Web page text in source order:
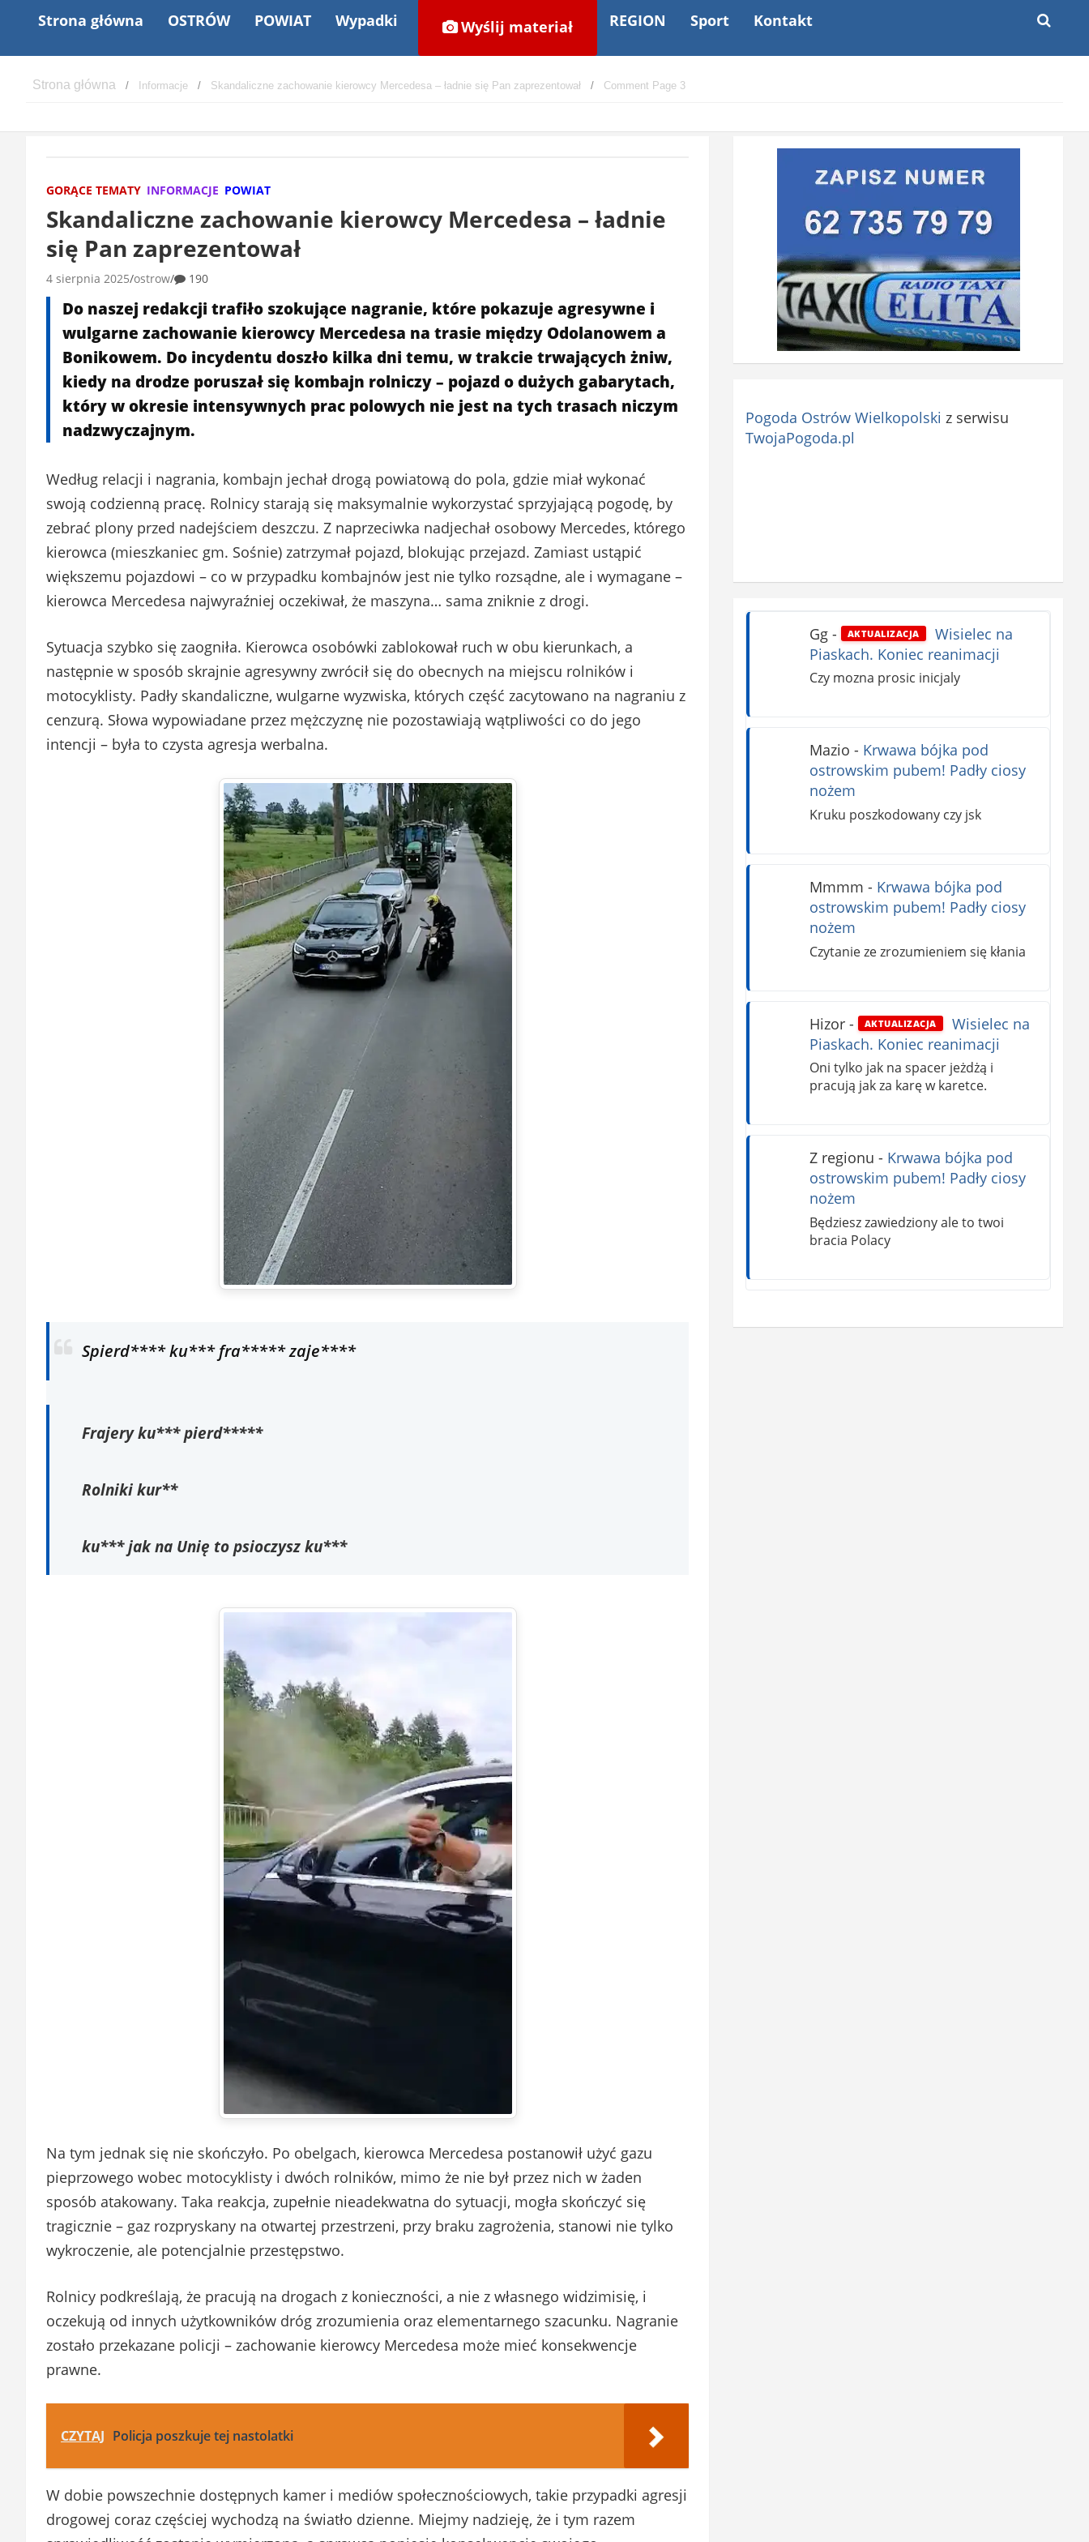
Strona główna OSTRÓW POWIAT Wypadki Wyślij materiał REGION Sport Kontakt
Informacje Skandaliczne zachowanie kierowcy Mercedesa – ładnie się Pan zaprezentował Comment Page 3
GORĄCE TEMATY INFORMACJE POWIAT
Skandaliczne zachowanie kierowcy Mercedesa – ładnie
się Pan zaprezentował
4 sierpnia 2025 ostrow 190
Do naszej redakcji trafiło szokujące nagranie, które pokazuje agresywne i
wulgarne zachowanie kierowcy Mercedesa na trasie między Odolanowem a
Bonikowem. Do incydentu doszło kilka dni temu, w trakcie trwających żniw,
kiedy na drodze poruszał się kombajn rolniczy – pojazd o dużych gabarytach,
który w okresie intensywnych prac polowych nie jest na tych trasach niczym
nadzwyczajnym.
Według relacji i nagrania, kombajn jechał drogą powiatową do pola, gdzie miał wykonać
swoją codzienną pracę. Rolnicy starają się maksymalnie wykorzystać sprzyjającą pogodę, by
zebrać plony przed nadejściem deszczu. Z naprzeciwka nadjechał osobowy Mercedes, którego
kierowca (mieszkaniec gm. Sośnie) zatrzymał pojazd, blokując przejazd. Zamiast ustąpić
większemu pojazdowi – co w przypadku kombajnów jest nie tylko rozsądne, ale i wymagane –
kierowca Mercedesa najwyraźniej oczekiwał, że maszyna… sama zniknie z drogi.
Sytuacja szybko się zaogniła. Kierowca osobówki zablokował ruch w obu kierunkach, a
następnie w sposób skrajnie agresywny zwrócił się do obecnych na miejscu rolników i
motocyklisty. Padły skandaliczne, wulgarne wyzwiska, których część zacytowano na nagraniu z
cenzurą. Słowa wypowiadane przez mężczyznę nie pozostawiają wątpliwości co do jego
intencji – była to czysta agresja werbalna.
Spierd**** ku*** fra***** zaje****
Frajery ku*** pierd*****
Rolniki kur**
ku*** jak na Unię to psioczysz ku***
Na tym jednak się nie skończyło. Po obelgach, kierowca Mercedesa postanowił użyć gazu
pieprzowego wobec motocyklisty i dwóch rolników, mimo że nie był przez nich w żaden
sposób atakowany. Taka reakcja, zupełnie nieadekwatna do sytuacji, mogła skończyć się
tragicznie – gaz rozpryskany na otwartej przestrzeni, przy braku zagrożenia, stanowi nie tylko
wykroczenie, ale potencjalnie przestępstwo.
Rolnicy podkreślają, że pracują na drogach z konieczności, a nie z własnego widzimisię, i
oczekują od innych użytkowników dróg zrozumienia oraz elementarnego szacunku. Nagranie
zostało przekazane policji – zachowanie kierowcy Mercedesa może mieć konsekwencje
prawne.
CZYTAJ Policja poszkuje tej nastolatki
W dobie powszechnie dostępnych kamer i mediów społecznościowych, takie przypadki agresji
drogowej coraz częściej wychodzą na światło dzienne. Miejmy nadzieję, że i tym razem
Pogoda Ostrów Wielkopolski z serwisu
TwojaPogoda.pl
Gg- AKTUALIZACJA
Wisielec na
Piaskach. Koniec reanimacji
Czy mozna prosic inicjaly
Mazio - Krwawa bójka pod
ostrowskim pubem! Padły ciosy
nożem
Kruku poszkodowany czy jsk
Mmmm - Krwawa bójka pod
ostrowskim pubem! Padły ciosy
nożem
Czytanie ze zrozumieniem się kłania
Hizor- AKTUALIZACJA
Wisielec na
Piaskach. Koniec reanimacji
Oni tylko jak na spacer jeżdżą i
pracują jak za karę w karetce.
Z regionu - Krwawa bójka pod
ostrowskim pubem! Padły ciosy
nożem
Będziesz zawiedziony ale to twoi
bracia Polacy